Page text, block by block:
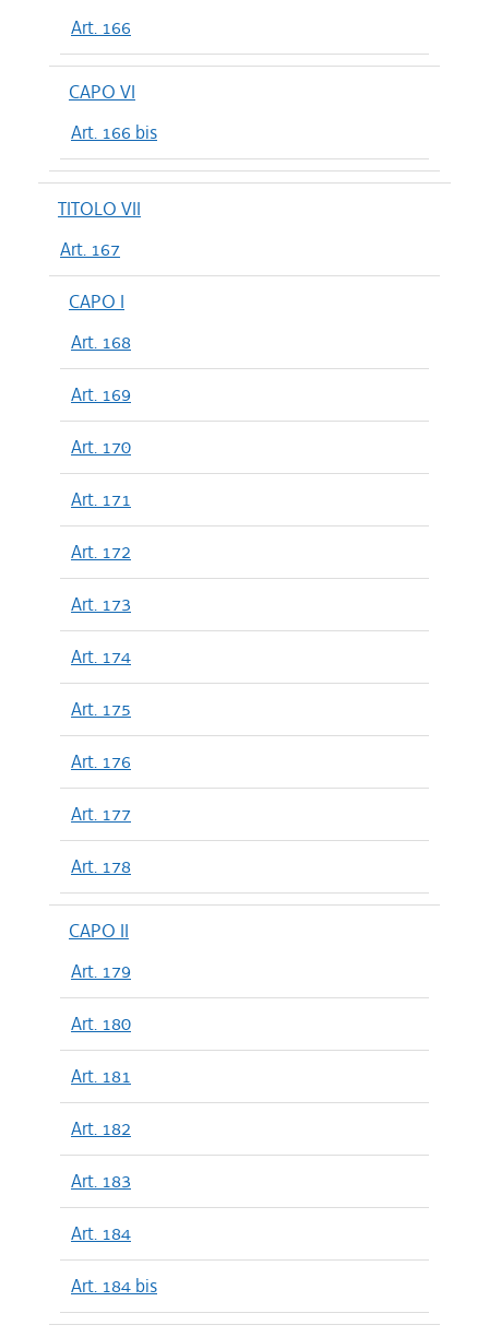
Art. 166
CAPO VI
Art. 166 bis
TITOLO VII
Art. 167
CAPO I
Art. 168
Art. 169
Art. 170
Art. 171
Art. 172
Art. 173
Art. 174
Art. 175
Art. 176
Art. 177
Art. 178
CAPO II
Art. 179
Art. 180
Art. 181
Art. 182
Art. 183
Art. 184
Art. 184 bis